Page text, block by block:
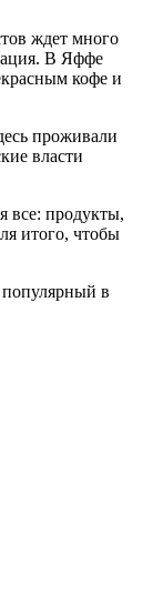
ждет много
В Яффе
кофе и
проживали
власти
все: продукты,
итого, чтобы
в